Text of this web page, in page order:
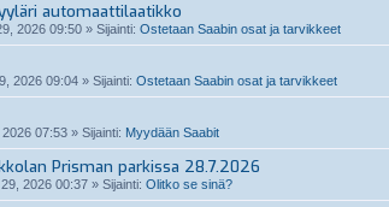
automaattilaatikko
2026 09:50 » Sijainti: Ostetaan Saabin osat ja tarvikkeet
2026 09:04 » Sijainti: Ostetaan Saabin osat ja tarvikkeet
07:53 » Sijainti: Myydään Saabit
Prisman parkissa 28.7.2026
2026 00:37 » Sijainti: Olitko se sinä?